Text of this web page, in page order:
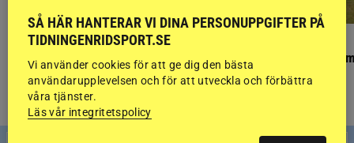
PONNYPAPPAN
Ponnypappan: Kärlek från första gnägget Finaldag med
SÅ HÄR HANTERAR VI DINA PERSONUPPGIFTER PÅ
TIDNINGENRIDSPORT.SE
Vi använder cookies för att ge dig den bästa
användarupplevelsen och för att utveckla och förbättra
våra tjänster.
Läs vår integritetspolicy